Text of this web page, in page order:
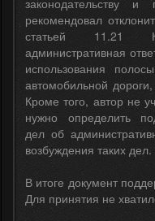
рекомендовал
статьей 11.21
административная
использования
автомобильной
Кроме того, автор не
нужно определить
дел об
возбуждения таких дел.
В итоге документ
Для принятия не